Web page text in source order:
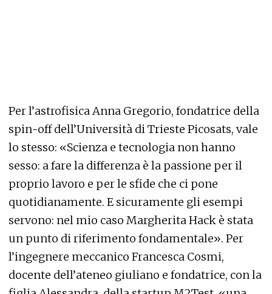
Per l’astrofisica Anna Gregorio, fondatrice della
spin-off dell’Università di Trieste Picosats, vale
lo stesso: «Scienza e tecnologia non hanno
sesso: a fare la differenza è la passione per il
proprio lavoro e per le sfide che ci pone
quotidianamente. E sicuramente gli esempi
servono: nel mio caso Margherita Hack è stata
un punto di riferimento fondamentale». Per
l’ingegnere meccanico Francesca Cosmi,
docente dell’ateneo giuliano e fondatrice, con la